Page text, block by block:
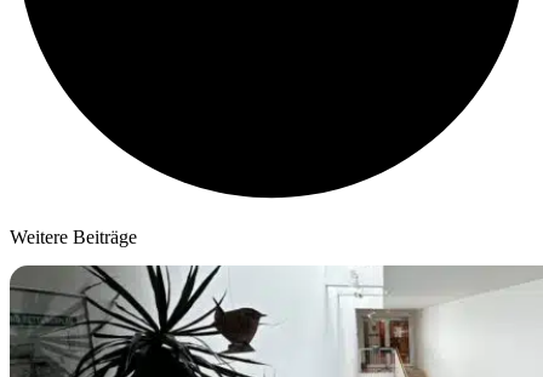
Weitere Beiträge